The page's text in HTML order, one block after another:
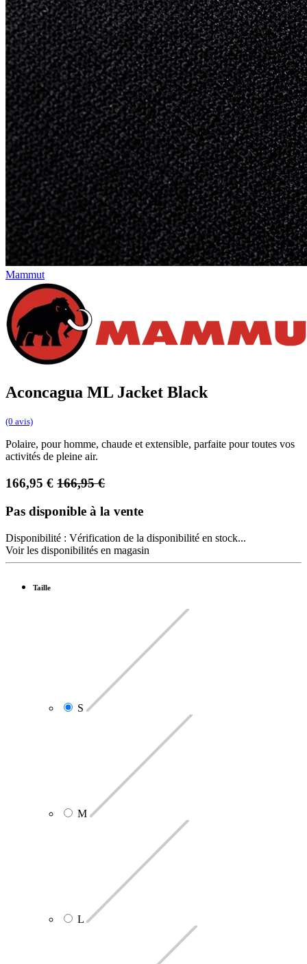
Mammut
Aconcagua ML Jacket Black
(0 avis)
Polaire, pour homme, chaude et extensible, parfaite pour toutes vos
activités de pleine air.
166,95 € 166,95€
Pas disponible à la vente
Disponibilité : Vérification de la disponibilité en stock...
Voir les disponibilités en magasin
Taille
S
M
L